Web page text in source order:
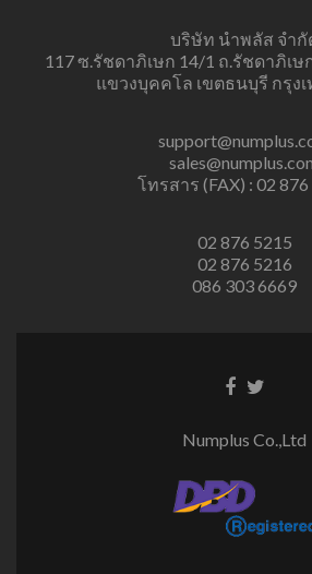
บริษัท นำพลัส จำกั
117 ซ.รัชดาภิเษก 14/1 ถ.รัชดาภิเ
แขวงบุคคโล เขตธนบุรี กรุง
โทรสาร (FAX) : 02
02 876 5215
02 876 5216
086 303 6669
Facebook
Twitter
Numplus Co.,Ltd